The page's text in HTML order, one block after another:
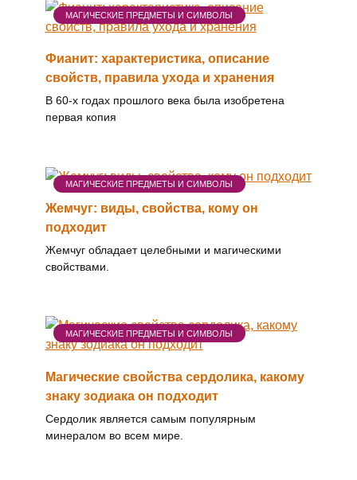
МАГИЧЕСКИЕ ПРЕДМЕТЫ И СИМВОЛЫ
Фианит: характеристика, описание
свойств, правила ухода и хранения
В 60-х годах прошлого века была изобретена
первая копия
МАГИЧЕСКИЕ ПРЕДМЕТЫ И СИМВОЛЫ
Жемчуг: виды, свойства, кому он
подходит
Жемчуг обладает целебными и магическими
свойствами.
МАГИЧЕСКИЕ ПРЕДМЕТЫ И СИМВОЛЫ
Магические свойства сердолика, какому
знаку зодиака он подходит
Сердолик является самым популярным
минералом во всем мире.